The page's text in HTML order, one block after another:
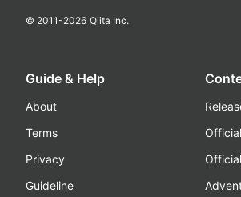
© 2011-2026 Qiita Inc.
Guide & Help
About
Terms
Privacy
Guideline